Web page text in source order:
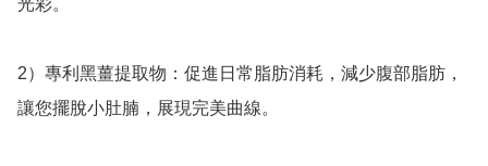
2）專利黑薑提取物：促進日常脂肪消耗，減少腹部脂肪，
讓您擺脫小肚腩，展現完美曲線。